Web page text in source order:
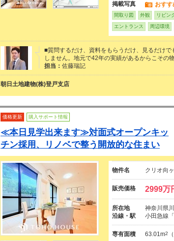
掲載写真 おす
間取り図 外観 リビン
エントランス 周辺環境
■質問するだけ、資料をもらうだけ、見るだけ
しません。地元で42年の実績があるからこその
担当： 佐藤瑞記
朝日土地建物(株)登戸支店
価格更新 購入サポート情報
≪本日見学出来ます≫対面式オープンキッ
チン採用、リノベで整う開放的な住まい
物件名 クリオ向
販売価格 2999万
所在地
神奈川県
沿線・駅
小田急線
専有面積 63.01m2